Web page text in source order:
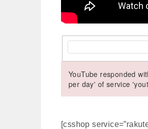
YouTube responded
per day' of service
[csshop